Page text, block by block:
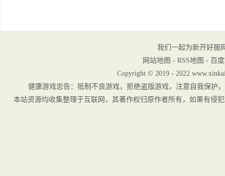
我们一起为新开好服
网站地图 - RSS地图 - 百
Copyright © 2019 - 2022
健康游戏忠告：抵制不良游戏，拒绝盗版游戏，注意自我保护
本站资源均收集整理于互联网，其著作权归原作者所有，如果有侵